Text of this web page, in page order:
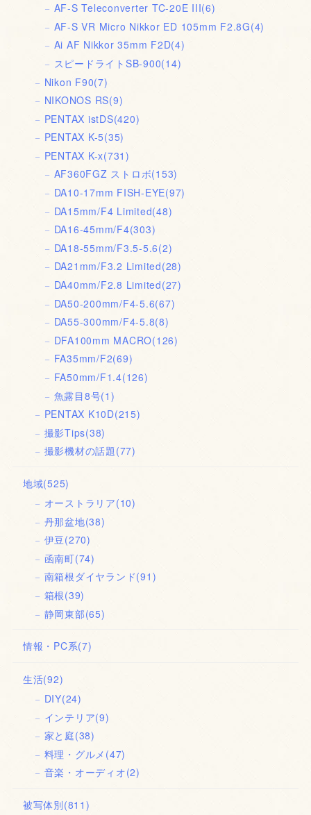
AF-S Teleconverter TC-20E III(6)
AF-S VR Micro Nikkor ED 105mm F2.8G(4)
Ai AF Nikkor 35mm F2D(4)
スピードライトSB-900(14)
Nikon F90(7)
NIKONOS RS(9)
PENTAX istDS(420)
PENTAX K-5(35)
PENTAX K-x(731)
AF360FGZ ストロボ(153)
DA10-17mm FISH-EYE(97)
DA15mm/F4 Limited(48)
DA16-45mm/F4(303)
DA18-55mm/F3.5-5.6(2)
DA21mm/F3.2 Limited(28)
DA40mm/F2.8 Limited(27)
DA50-200mm/F4-5.6(67)
DA55-300mm/F4-5.8(8)
DFA100mm MACRO(126)
FA35mm/F2(69)
FA50mm/F1.4(126)
魚露目8号(1)
PENTAX K10D(215)
撮影Tips(38)
撮影機材の話題(77)
地域(525)
オーストラリア(10)
丹那盆地(38)
伊豆(270)
函南町(74)
南箱根ダイヤランド(91)
箱根(39)
静岡東部(65)
情報・PC系(7)
生活(92)
DIY(24)
インテリア(9)
家と庭(38)
料理・グルメ (47)
音楽・オーディオ(2)
被写体別(811)